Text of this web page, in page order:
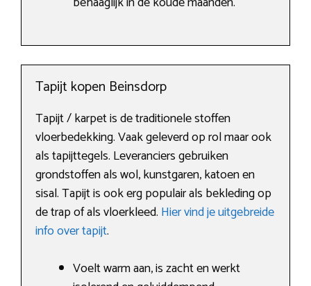
Tapijt kopen Beinsdorp
Tapijt / karpet is de traditionele stoffen
vloerbedekking. Vaak geleverd op rol maar ook
als tapijttegels. Leveranciers gebruiken
grondstoffen als wol, kunstgaren, katoen en
sisal. Tapijt is ook erg populair als bekleding op
de trap of als vloerkleed. Hier vind je uitgebreide
info over tapijt.
Voelt warm aan, is zacht en werkt